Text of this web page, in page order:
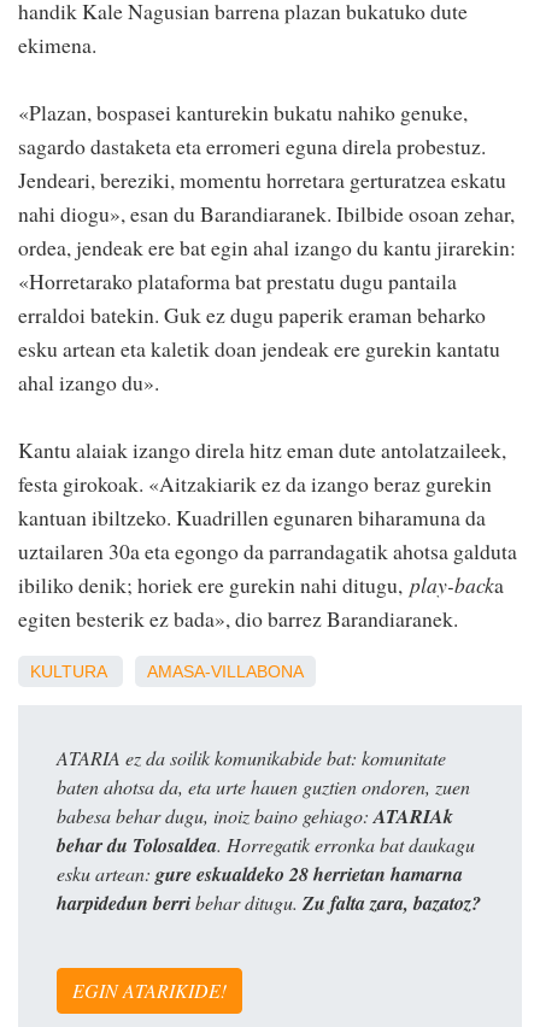
handik Kale Nagusian barrena plazan bukatuko dute
ekimena.
«Plazan, bospasei kanturekin bukatu nahiko genuke,
sagardo dastaketa eta erromeri eguna direla probestuz.
Jendeari, bereziki, momentu horretara gerturatzea eskatu
nahi diogu», esan du Barandiaranek. Ibilbide osoan zehar,
ordea, jendeak ere bat egin ahal izango du kantu jirarekin:
«Horretarako plataforma bat prestatu dugu pantaila
erraldoi batekin. Guk ez dugu paperik eraman beharko
esku artean eta kaletik doan jendeak ere gurekin kantatu
ahal izango du».
Kantu alaiak izango direla hitz eman dute antolatzaileek,
festa girokoak. «Aitzakiarik ez da izango beraz gurekin
kantuan ibiltzeko. Kuadrillen egunaren biharamuna da
uztailaren 30a eta egongo da parrandagatik ahotsa galduta
ibiliko denik; horiek ere gurekin nahi ditugu, play-backa
egiten besterik ez bada», dio barrez Barandiaranek.
KULTURA AMASA-VILLABONA
ATARIA ez da soilik komunikabide bat: komunitate
baten ahotsa da, eta urte hauen guztien ondoren, zuen
babesa behar dugu, inoiz baino gehiago: ATARIAk
behar du Tolosaldea. Horregatik erronka bat daukagu
esku artean: gure eskualdeko 28 herrietan hamarna
harpidedun berribehar ditugu. Zu falta zara, bazatoz?
EGIN ATARIKIDE!